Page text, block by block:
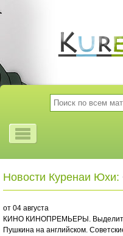
Новости Куренаи Юхи:
от 04 августа
КИНО КИНОПРЕМЬЕРЫ. Выделить
Пушкина на английском.